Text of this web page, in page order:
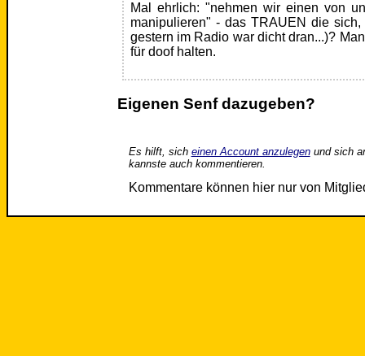
Mal ehrlich: "nehmen wir einen von
manipulieren" - das TRAUEN die
gestern im Radio war dicht dran...)?
für doof halten.
Eigenen Senf dazugeben?
Es hilft, sich einen Account anzulegenund sich
kannste auch kommentieren.
Kommentare können hier nur von